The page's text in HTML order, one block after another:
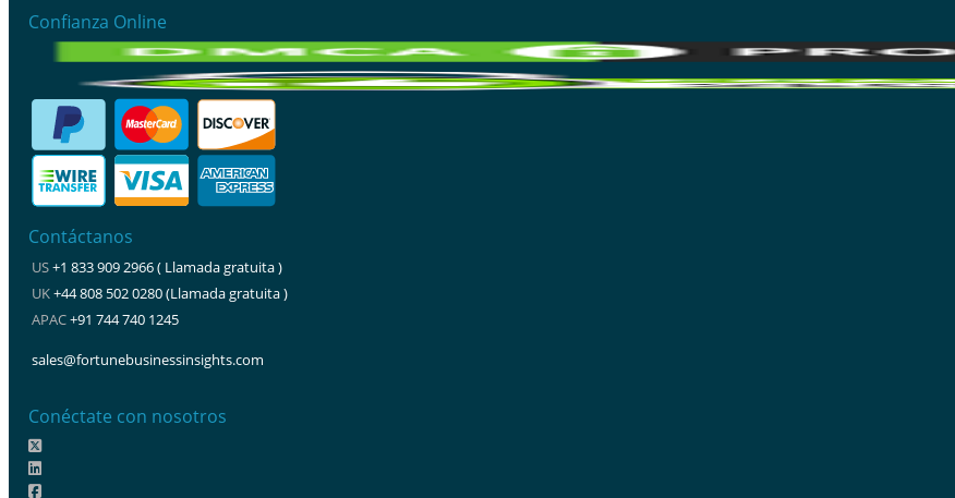
Confianza Online
Contáctanos
US+1 833 909 2966 ( Llamada gratuita )
UK+44 808 502 0280 (Llamada gratuita )
APAC+91 744 740 1245
sales@fortunebusinessinsights.com
Conéctate con nosotros